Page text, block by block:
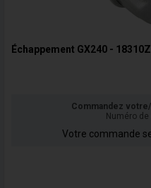
Échappement GX240 -
Commandez
Numéro
Votre commande